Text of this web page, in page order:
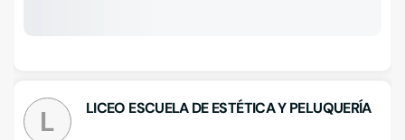
L LICEO ESCUELA DE ESTÉTICA Y PELUQUERÍA